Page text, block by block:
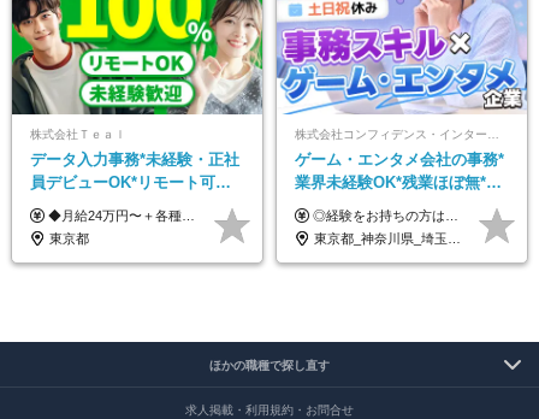
株式会社Ｔｅａｌ
データ入力事務*未経験・正社
員デビューOK*リモート可能*
年間休日124日*面接1回*実働
7.5時間
◆月給24万円〜＋各種手当 ※残業代全額支給 ※試用期間6ヶ月（期間中も給与・待遇に変更なし）
東京都
ゲーム・エンタメ会社の事務*
業界未経験OK*残業ほぼ無*土
日祝休み*服装髪型ネイル自由
*好きが活かせる☆
◎経験をお持ちの方は前職給与を考慮します！ 月給21万円～40万円＋残業代＋賞与 ＜評価は『総合評価』を採用＞ 当社では一人ひとりのスキルや貢献度に見合った『総合評価』を行っています。 担当者と定期的に面談を行うため「評価のポイント」や「今後の課題」なども明確。 評価の結果は昇給・賞与でしっかり反映いたします。
東京都_神奈川県_埼玉県_千葉県_大阪府_兵庫県_京都府_福岡県
ほかの職種で探し直す
求人掲載・利用規約・お問合せ